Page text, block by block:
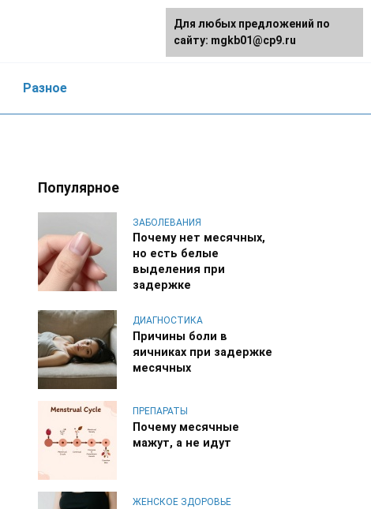
Разное
Популярное
ЗАБОЛЕВАНИЯ
Почему нет месячных,
но есть белые
выделения при
задержке
ДИАГНОСТИКА
Причины боли в
яичниках при задержке
месячных
ПРЕПАРАТЫ
Почему месячные
мажут, а не идут
ЖЕНСКОЕ ЗДОРОВЬЕ
Для любых предложений по
сайту: mgkb01@cp9.ru